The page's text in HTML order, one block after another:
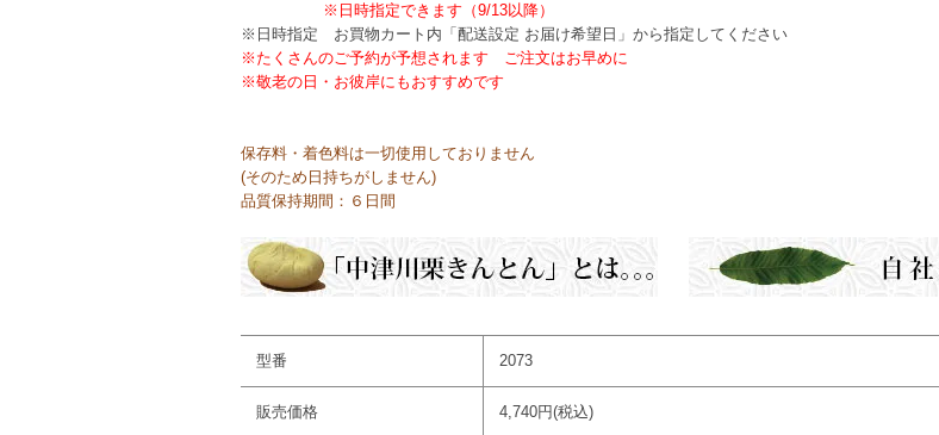
※日時指定できます（9/13以降）
※日時指定 お買物カート内「配送設定 お届け希望日」から指定してください
※たくさんのご予約が予想されます ご注文はお早めに
※敬老の日・お彼岸にもおすすめです
保存料・着色料は一切使用しておりません
(そのため日持ちがしません)
品質保持期間：６日間
型番 2073
販売価格 4,740円(税込)